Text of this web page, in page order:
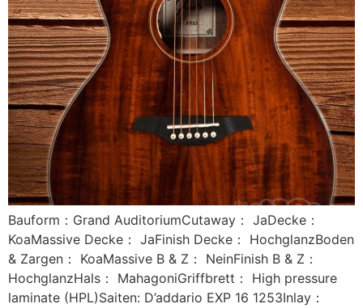
Bauform：Grand AuditoriumCutaway： JaDecke：
KoaMassive Decke： JaFinish Decke： HochglanzBoden
& Zargen： KoaMassive B & Z： NeinFinish B & Z：
HochglanzHals： MahagoniGriffbrett： High pressure
laminate (HPL)Saiten: D’addario EXP 16 1253Inlay：